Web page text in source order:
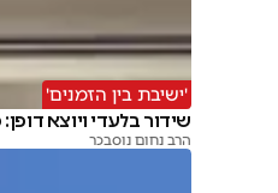
'ישיבת בין הזמנים'
שידור בלעדי ויוצא
הרב נחום נוסבכר